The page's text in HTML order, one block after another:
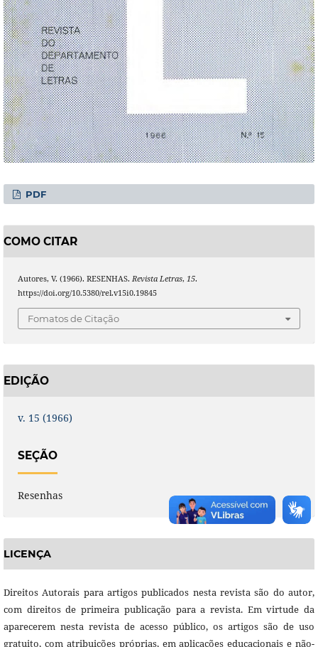
PDF
COMO CITAR
Autores, V. (1966). RESENHAS. Revista Letras, 15.
https://doi.org/10.5380/rel.v15i0.19845
Fomatos de Citação
EDIÇÃO
v. 15 (1966)
SEÇÃO
Resenhas
LICENÇA
Direitos Autorais para artigos publicados nesta revista são do autor,
com direitos de primeira publicação para a revista. Em virtude da
aparecerem nesta revista de acesso público, os artigos são de uso
gratuito, com atribuições próprias, em aplicações educacionais e não-